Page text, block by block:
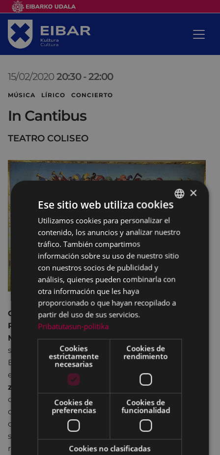
15/02/2020 20:30 -22:00
MÚSICA LÍRICO CONCIERTO
In Cantibus
TEATRO COLISEO
Concierto lírico con la participación de
Roldán (contralto), Iker Freire (tenor), María
Montes (soprano)eItsasne Monasterio(piano)
solistas de la
Orquesta de Cámara de Bilbao.
El concierto es un recorrido por distintos géneros y
estilos musicales:canciones barrocas, ópera,
zarzuela..,
con diferentes autores que dan al
oyente una idea general de lo variado de la música
clásica. Es esta variedad lo que permite conseguir
que este concierto sea ameno y atrayente,
sumergiendo al espectador durante la
representación en un ambiente clásico amable y
BASQUE
SPANISH
×
Ese sitio web utiliza cookies
Utilizamos cookies para personalizar el
contenido, los anuncios y analizar nuestro
tráfico. También compartimos
información sobre su uso de nuestro sitio
con nuestros socios de publicidad y
análisis, quienes pueden combinarla con
otra información que les haya
proporcionado o que hayan recopilado a
partir del uso de sus servicios.
Pribatutasun-politika
Cookies
estrictamente
necesarias
Cookies de
rendimiento
Cookies de
preferencias
Cookies de
funcionalidad
Cookies no clasificadas